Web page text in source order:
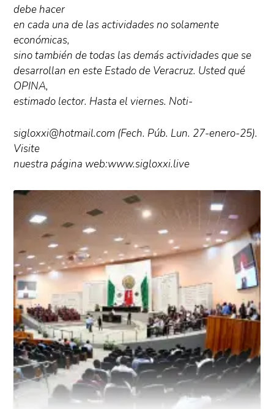
debe hacer
en cada una de las actividades no solamente
económicas,
sino también de todas las demás actividades que se
desarrollan en este Estado de Veracruz. Usted qué
OPINA,
estimado lector. Hasta el viernes. Noti-
sigloxxi@hotmail.com (Fech. Púb. Lun. 27-enero-25).
Visite
nuestra página web:www.sigloxxi.live